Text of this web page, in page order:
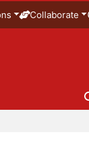
Collaborate